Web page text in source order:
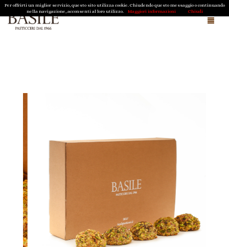
Biscotti Tipici Ragusani
Caramelle di Sicilia
Cioccolato della Sergenzia di Scicli
Ingredienti per ricette
Natale
Contatti
Carrello
Per offrirti un miglior servizio, questo sito utilizza cookie. Chiudendo questo messaggio o continuando
nella navigazione, acconsenti al loro utilizzo.
Maggiori informazioni Chiudi